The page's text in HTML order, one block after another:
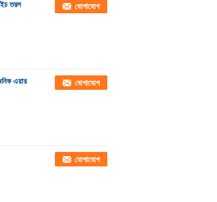
তরল
যোগাযোগ
এয়ার
যোগাযোগ
যোগাযোগ